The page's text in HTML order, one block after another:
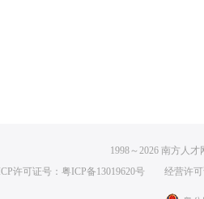
1998～ 2026 南方人才
ICP许可证号：粤ICP备13019620号经营许可证